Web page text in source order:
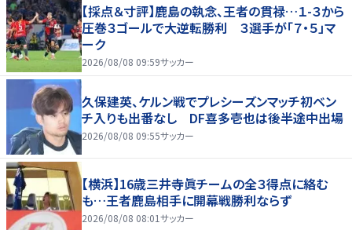
【採点＆寸評】鹿島の執念、王者の貫禄…１-３から
圧巻３ゴールで大逆転勝利 ３選手が「７・５」マ
ーク
2026/08/08 09:59サッカー
久保建英、ケルン戦でプレシーズンマッチ初ベン
チ入りも出番なし DF喜多壱也は後半途中出場
2026/08/08 09:55サッカー
【横浜】16歳三井寺眞チームの全３得点に絡む
も…王者鹿島相手に開幕戦勝利ならず
2026/08/08 08:01サッカー